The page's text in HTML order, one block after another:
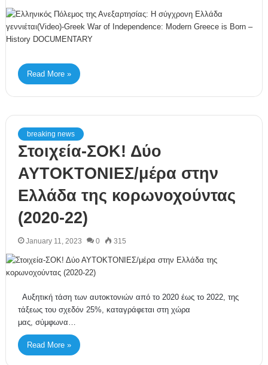
Read More »
breaking news
Στοιχεία-ΣΟΚ! Δύο
ΑΥΤΟΚΤΟΝΙΕΣ/μέρα στην
Ελλάδα της κορωνοχούντας
(2020-22)
January 11, 2023 0 315
Αυξητική τάση των αυτοκτονιών από το 2020 έως το 2022, της
τάξεως του σχεδόν 25%, καταγράφεται στη χώρα
μας, σύμφωνα…
Read More »